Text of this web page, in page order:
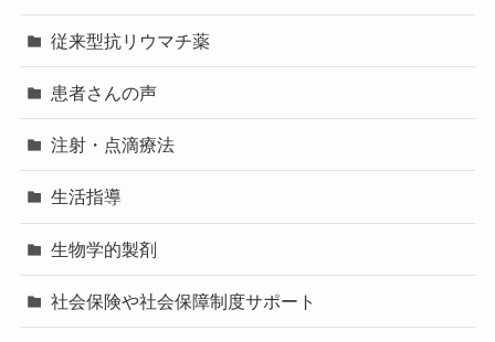
従来型抗リウマチ薬
患者さんの声
注射・点滴療法
生活指導
生物学的製剤
社会保険や社会保障制度サポート